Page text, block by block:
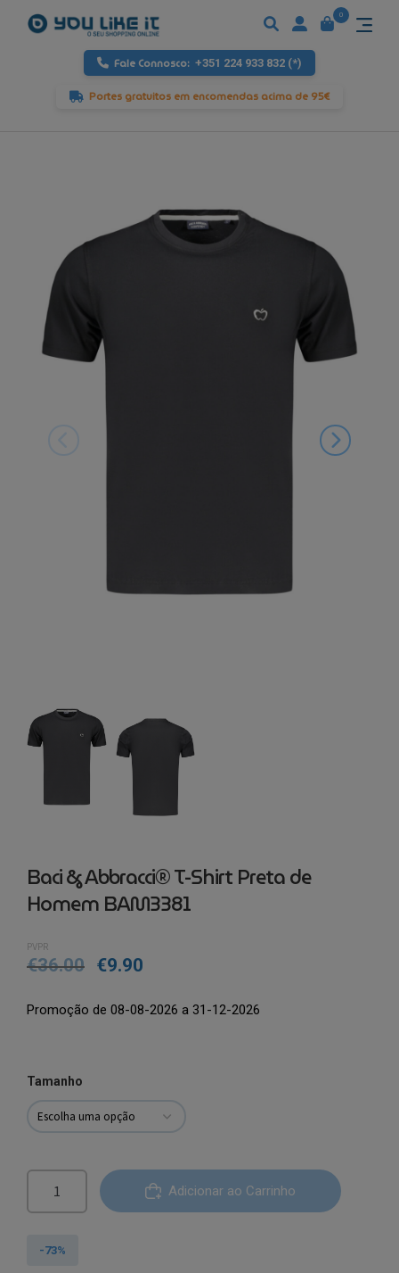
Fale Connosco: +351 224 933 832 (*)
Portes gratuitos em encomendas acima de 95€
0
Baci & Abbracci® T-Shirt Preta de
Homem BAM3381
PVPR
€36.00 €9.90
Promoção de 08-08-2026 a 31-12-2026
Tamanho
Adicionar ao Carrinho
-73%